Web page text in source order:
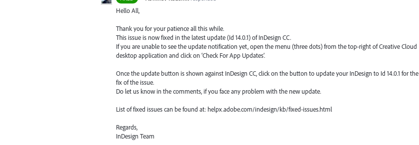
Hello All,
Thank you for your patience all this while.
This issue is now fixed in the latest update (Id 14.0.1) of InDesign CC.
If you are unable to see the update notification yet, open the menu (three dots) from the top-right of Creative Cloud
desktop application and click on ‘Check For App Updates’.
Once the update button is shown against InDesign CC, click on the button to update your InDesign to Id 14.0.1 for the
fix of the issue.
Do let us know in the comments, if you face any problem with the new update.
List of fixed issues can be found at: helpx.adobe.com/indesign/kb/fixed-issues.html
Regards,
InDesign Team